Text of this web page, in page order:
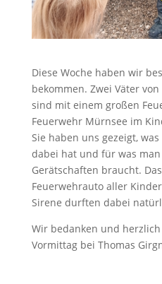
Diese Woche haben wir
bekommen. Zwei Väter
sind mit einem großen
Feuerwehr Mürnsee im
Sie haben uns gezeigt,
dabei hat und für was
Gerätschaften braucht.
Feuerwehrauto aller
Sirene durften dabei
Wir bedanken und
Vormittag bei Thomas